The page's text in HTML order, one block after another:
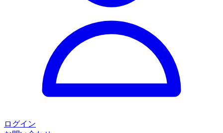
ログイン